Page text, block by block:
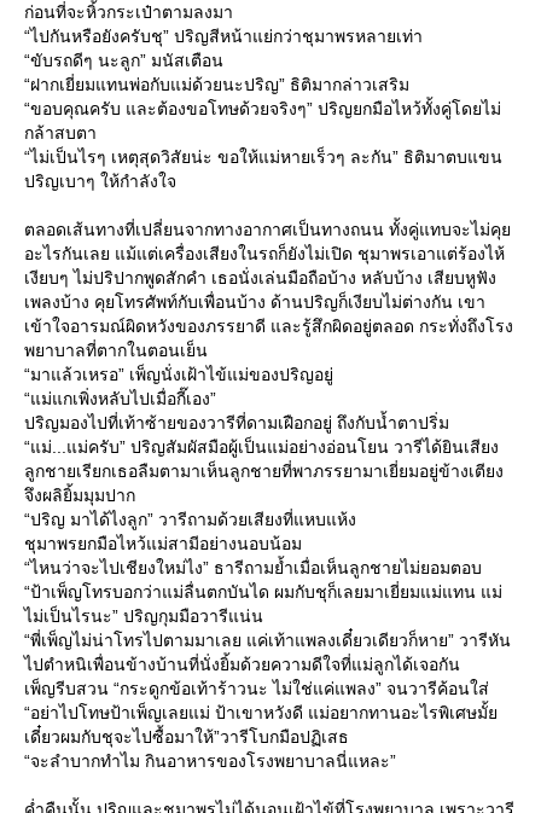
ก่อนที่จะหิ้วกระเป๋าตามลงมา
“ไปกันหรือยังครับชุ” ปริญสีหน้าแย่กว่าชุมาพรหลายเท่า
“ขับรถดีๆ นะลูก” มนัสเตือน
“ฝากเยี่ยมแทนพ่อกับแม่ด้วยนะปริญ” ธิติมากล่าวเสริม
“ขอบคุณครับ และต้องขอโทษด้วยจริงๆ” ปริญยกมือไหว้ทั้งคู่โดยไม่
กล้าสบตา
“ไม่เป็นไรๆ เหตุสุดวิสัยน่ะ ขอให้แม่หายเร็วๆ ละกัน” ธิติมาตบแขน
ปริญเบาๆ ให้กำลังใจ
ตลอดเส้นทางที่เปลี่ยนจากทางอากาศเป็นทางถนน ทั้งคู่แทบจะไม่คุ
อะไรกันเลย แม้แต่เครื่องเสียงในรถก็ยังไม่เปิด ชุมาพรเอาแต่ร้องไห้
เงียบๆ ไม่ปริปากพูดสักคำ เธอนั่งเล่นมือถือบ้าง หลับบ้าง เสียบหูฟัง
เพลงบ้าง คุยโทรศัพท์กับเพื่อนบ้าง ด้านปริญก็เงียบไม่ต่างกัน เขา
เข้าใจอารมณ์ผิดหวังของภรรยาดี และรู้สึกผิดอยู่ตลอด กระทั่งถึงโรง
พยาบาลที่ตากในตอนเย็น
“มาแล้วเหรอ” เพ็ญนั่งเฝ้าไข้แม่ของปริญอยู่
“แม่แกเพิ่งหลับไปเมื่อกี๊เอง”
ปริญมองไปที่เท้าซ้ายของวารีที่ดามเฝือกอยู่ ถึงกับน้ำตาปริ่ม
“แม่...แม่ครับ” ปริญสัมผัสมือผู้เป็นแม่อย่างอ่อนโยน วารีได้ยินเสียง
ลูกชายเรียกเธอลืมตามาเห็นลูกชายที่พาภรรยามาเยี่ยมอยู่ข้างเตียง
จึงผลิยิ้มมุมปาก
“ปริญ มาได้ไงลูก” วารีถามด้วยเสียงที่แหบแห้ง
ชุมาพรยกมือไหว้แม่สามีอย่างนอบน้อม
“ไหนว่าจะไปเชียงใหม่ไง” ธารีถามย้ำเมื่อเห็นลูกชายไม่ยอมตอบ
“ป้าเพ็ญโทรบอกว่าแม่ลื่นตกบันได ผมกับชุก็เลยมาเยี่ยมแม่แทน แม่
ไม่เป็นไรนะ” ปริญกุมมือวารีแน่น
“พี่เพ็ญไม่น่าโทรไปตามมาเลย แค่เท้าแพลงเดี๋ยวเดียวก็หาย” วารีหัน
ไปตำหนิเพื่อนข้างบ้านที่นั่งยิ้มด้วยความดีใจที่แม่ลูกได้เจอกัน
เพ็ญรีบสวน “กระดูกข้อเท้าร้าวนะ ไม่ใช่แค่แพลง” จนวารีค้อนใส่
“อย่าไปโทษป้าเพ็ญเลยแม่ ป้าเขาหวังดี แม่อยากทานอะไรพิเศษมั้
เดี๋ยวผมกับชุจะไปซื้อมาให้”วารีโบกมือปฏิเสธ
“จะลำบากทำไม กินอาหารของโรงพยาบาลนี่แหละ”